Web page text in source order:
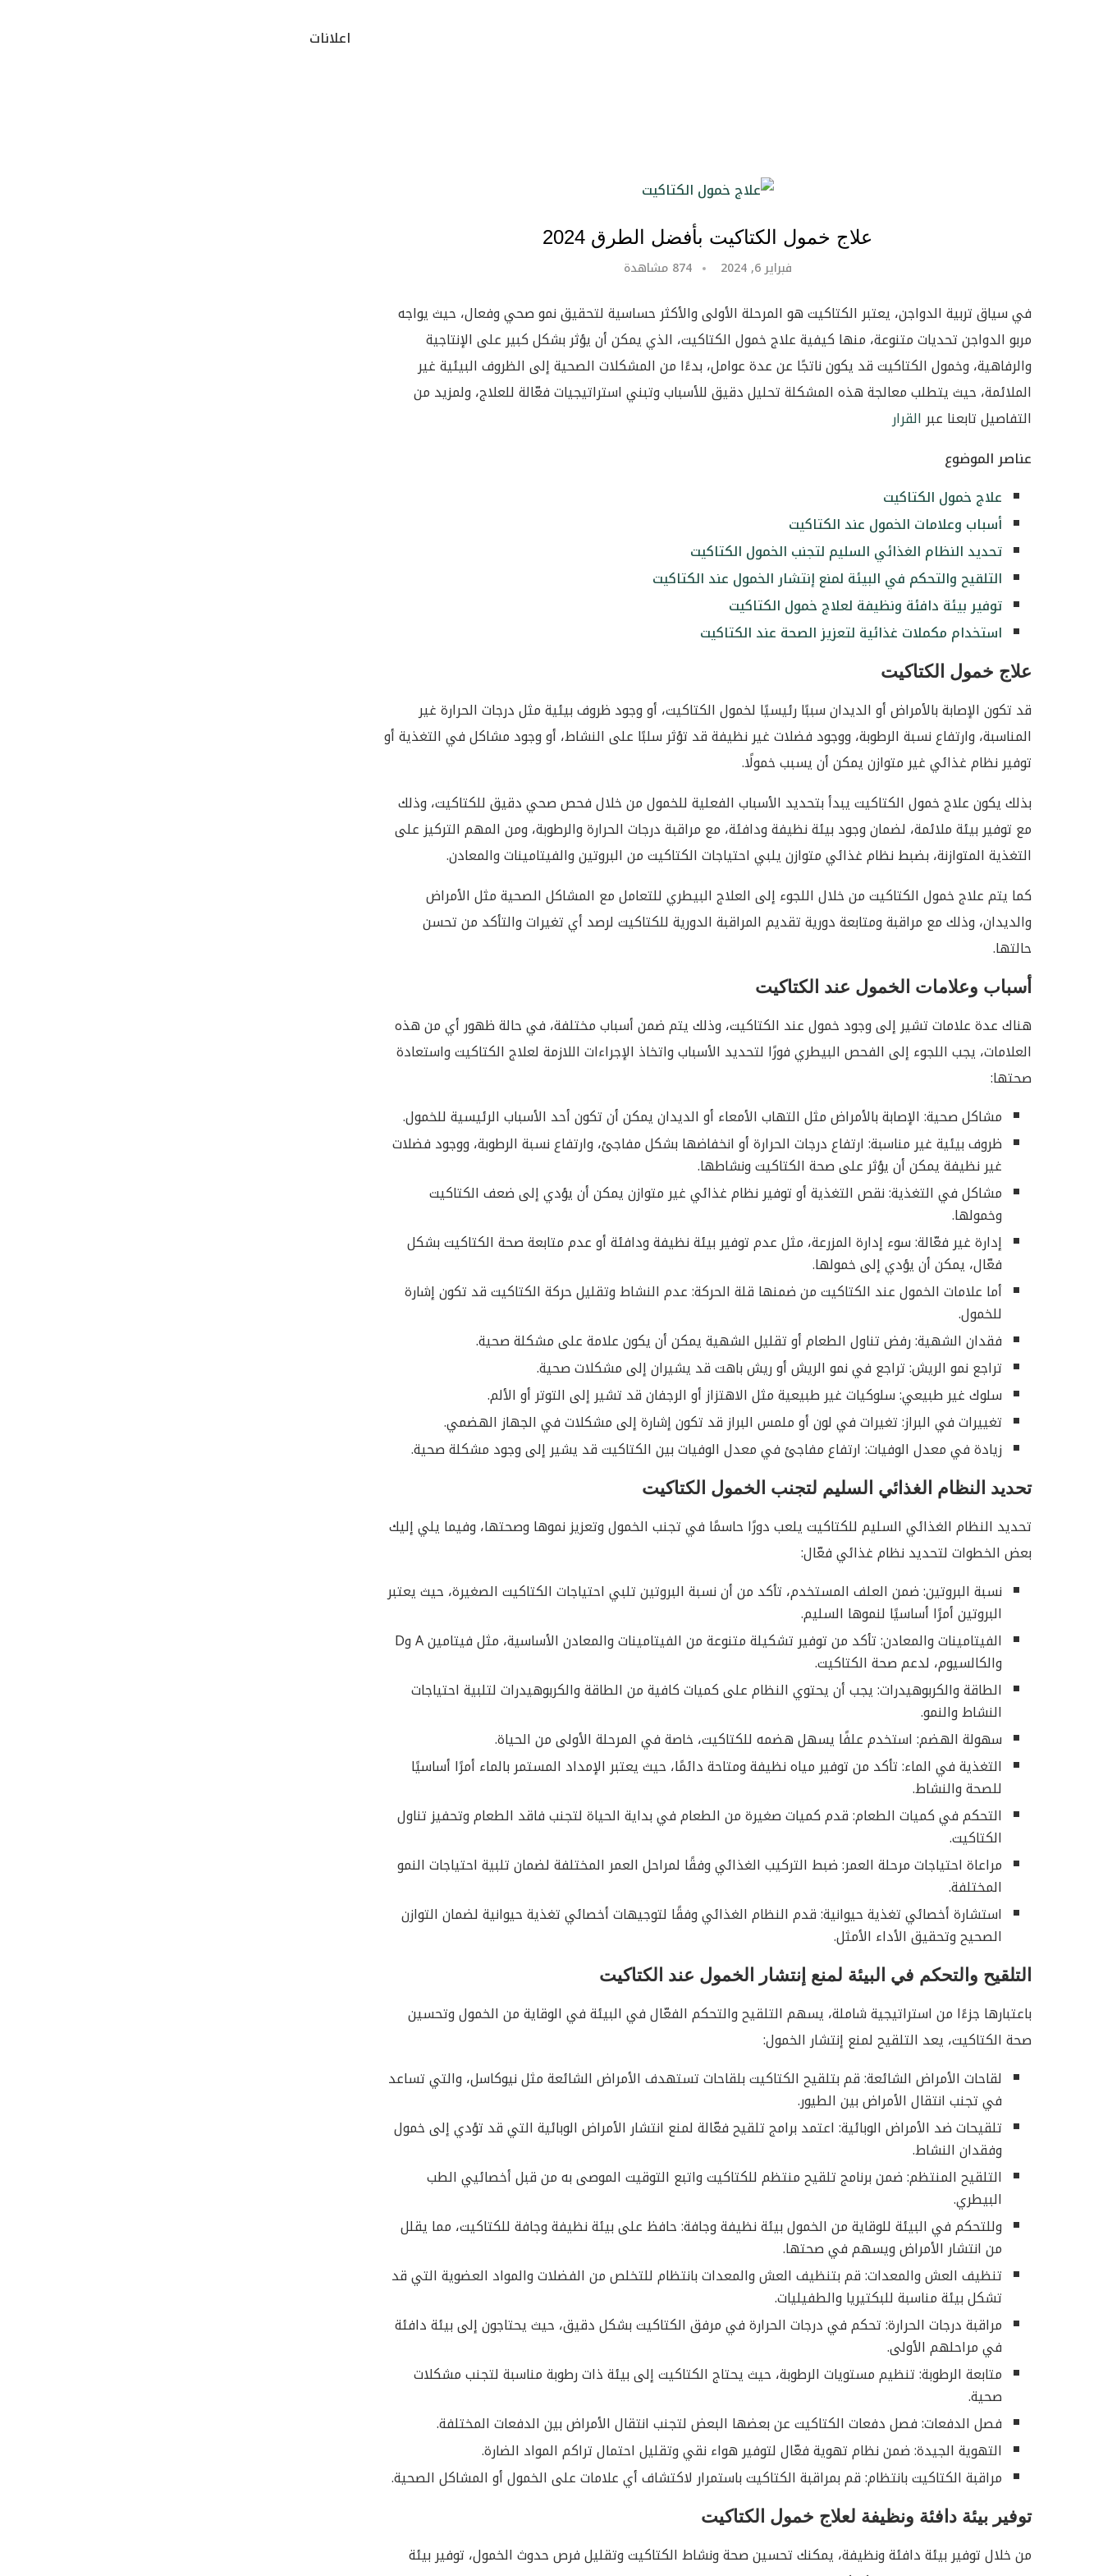
علاج خمول الكتاكيت بأفضل الطرق 2024
فبراير 6, 2024
874 مشاهدة
في سياق تربية الدواجن، يعتبر الكتاكيت هو المرحلة الأولى والأكثر حساسية لتحقيق نمو صحي وفعال، حيث يواجه
مربو الدواجن تحديات متنوعة، منها كيفية علاج خمول الكتاكيت، الذي يمكن أن يؤثر بشكل كبير على الإنتاجية
والرفاهية، وخمول الكتاكيت قد يكون ناتجًا عن عدة عوامل، بدءًا من المشكلات الصحية إلى الظروف البيئية غير
الملائمة، حيث يتطلب معالجة هذه المشكلة تحليل دقيق للأسباب وتبني استراتيجيات فعّالة للعلاج، ولمزيد من
التفاصيل تابعنا عبرالقرار
عناصر الموضوع
علاج خمول الكتاكيت
أسباب وعلامات الخمول عند الكتاكيت
تحديد النظام الغذائي السليم لتجنب الخمول الكتاكيت
التلقيح والتحكم في البيئة لمنع إنتشار الخمول عند الكتاكيت
توفير بيئة دافئة ونظيفة لعلاج خمول الكتاكيت
استخدام مكملات غذائية لتعزيز الصحة عند الكتاكيت
علاج خمول الكتاكيت
قد تكون الإصابة بالأمراض أو الديدان سببًا رئيسيًا لخمول الكتاكيت، أو وجود ظروف بيئية مثل درجات الحرارة غير
المناسبة، وارتفاع نسبة الرطوبة، ووجود فضلات غير نظيفة قد تؤثر سلبًا على النشاط، أو وجود مشاكل في التغذية أو
توفير نظام غذائي غير متوازن يمكن أن يسبب خمولًا.
بذلك يكون علاج خمول الكتاكيت يبدأ بتحديد الأسباب الفعلية للخمول من خلال فحص صحي دقيق للكتاكيت، وذلك
مع توفير بيئة ملائمة، لضمان وجود بيئة نظيفة ودافئة، مع مراقبة درجات الحرارة والرطوبة، ومن المهم التركيز على
التغذية المتوازنة، بضبط نظام غذائي متوازن يلبي احتياجات الكتاكيت من البروتين والفيتامينات والمعادن.
كما يتم علاج خمول الكتاكيت من خلال اللجوء إلى العلاج البيطري للتعامل مع المشاكل الصحية مثل الأمراض
والديدان، وذلك مع مراقبة ومتابعة دورية تقديم المراقبة الدورية للكتاكيت لرصد أي تغيرات والتأكد من تحسن
حالتها.
أسباب وعلامات الخمول عند الكتاكيت
هناك عدة علامات تشير إلى وجود خمول عند الكتاكيت، وذلك يتم ضمن أسباب مختلفة، في حالة ظهور أي من هذه
العلامات، يجب اللجوء إلى الفحص البيطري فورًا لتحديد الأسباب واتخاذ الإجراءات اللازمة لعلاج الكتاكيت واستعادة
صحتها:
مشاكل صحية: الإصابة بالأمراض مثل التهاب الأمعاء أو الديدان يمكن أن تكون أحد الأسباب الرئيسية للخمول.
ظروف بيئية غير مناسبة: ارتفاع درجات الحرارة أو انخفاضها بشكل مفاجئ، وارتفاع نسبة الرطوبة، ووجود فضلات
غير نظيفة يمكن أن يؤثر على صحة الكتاكيت ونشاطها.
مشاكل في التغذية: نقص التغذية أو توفير نظام غذائي غير متوازن يمكن أن يؤدي إلى ضعف الكتاكيت
وخمولها.
إدارة غير فعّالة: سوء إدارة المزرعة، مثل عدم توفير بيئة نظيفة ودافئة أو عدم متابعة صحة الكتاكيت بشكل
فعّال، يمكن أن يؤدي إلى خمولها.
أما علامات الخمول عند الكتاكيت من ضمنها قلة الحركة: عدم النشاط وتقليل حركة الكتاكيت قد تكون إشارة
للخمول.
فقدان الشهية: رفض تناول الطعام أو تقليل الشهية يمكن أن يكون علامة على مشكلة صحية.
تراجع نمو الريش: تراجع في نمو الريش أو ريش باهت قد يشيران إلى مشكلات صحية.
سلوك غير طبيعي: سلوكيات غير طبيعية مثل الاهتزاز أو الرجفان قد تشير إلى التوتر أو الألم.
تغييرات في البراز: تغيرات في لون أو ملمس البراز قد تكون إشارة إلى مشكلات في الجهاز الهضمي.
زيادة في معدل الوفيات: ارتفاع مفاجئ في معدل الوفيات بين الكتاكيت قد يشير إلى وجود مشكلة صحية.
تحديد النظام الغذائي السليم لتجنب الخمول الكتاكيت
تحديد النظام الغذائي السليم للكتاكيت يلعب دورًا حاسمًا في تجنب الخمول وتعزيز نموها وصحتها، وفيما يلي إليك
بعض الخطوات لتحديد نظام غذائي فعّال:
نسبة البروتين: ضمن العلف المستخدم، تأكد من أن نسبة البروتين تلبي احتياجات الكتاكيت الصغيرة، حيث يعتبر
البروتين أمرًا أساسيًا لنموها السليم.
الفيتامينات والمعادن: تأكد من توفير تشكيلة متنوعة من الفيتامينات والمعادن الأساسية، مثل فيتامين A وD
والكالسيوم، لدعم صحة الكتاكيت.
الطاقة والكربوهيدرات: يجب أن يحتوي النظام على كميات كافية من الطاقة والكربوهيدرات لتلبية احتياجات
النشاط والنمو.
سهولة الهضم: استخدم علفًا يسهل هضمه للكتاكيت، خاصة في المرحلة الأولى من الحياة.
التغذية في الماء: تأكد من توفير مياه نظيفة ومتاحة دائمًا، حيث يعتبر الإمداد المستمر بالماء أمرًا أساسيًا
للصحة والنشاط.
التحكم في كميات الطعام: قدم كميات صغيرة من الطعام في بداية الحياة لتجنب فاقد الطعام وتحفيز تناول
الكتاكيت.
مراعاة احتياجات مرحلة العمر: ضبط التركيب الغذائي وفقًا لمراحل العمر المختلفة لضمان تلبية احتياجات النمو
المختلفة.
استشارة أخصائي تغذية حيوانية: قدم النظام الغذائي وفقًا لتوجيهات أخصائي تغذية حيوانية لضمان التوازن
الصحيح وتحقيق الأداء الأمثل.
التلقيح والتحكم في البيئة لمنع إنتشار الخمول عند الكتاكيت
باعتبارها جزءًا من استراتيجية شاملة، يسهم التلقيح والتحكم الفعّال في البيئة في الوقاية من الخمول وتحسين
صحة الكتاكيت، يعد التلقيح لمنع إنتشار الخمول:
لقاحات الأمراض الشائعة: قم بتلقيح الكتاكيت بلقاحات تستهدف الأمراض الشائعة مثل نيوكاسل، والتي تساعد
في تجنب انتقال الأمراض بين الطيور.
تلقيحات ضد الأمراض الوبائية: اعتمد برامج تلقيح فعّالة لمنع انتشار الأمراض الوبائية التي قد تؤدي إلى خمول
وفقدان النشاط.
التلقيح المنتظم: ضمن برنامج تلقيح منتظم للكتاكيت واتبع التوقيت الموصى به من قبل أخصائيي الطب
البيطري.
وللتحكم في البيئة للوقاية من الخمول بيئة نظيفة وجافة: حافظ على بيئة نظيفة وجافة للكتاكيت، مما يقلل
من انتشار الأمراض ويسهم في صحتها.
تنظيف العش والمعدات: قم بتنظيف العش والمعدات بانتظام للتخلص من الفضلات والمواد العضوية التي قد
تشكل بيئة مناسبة للبكتيريا والطفيليات.
مراقبة درجات الحرارة: تحكم في درجات الحرارة في مرفق الكتاكيت بشكل دقيق، حيث يحتاجون إلى بيئة دافئة
في مراحلهم الأولى.
متابعة الرطوبة: تنظيم مستويات الرطوبة، حيث يحتاج الكتاكيت إلى بيئة ذات رطوبة مناسبة لتجنب مشكلات
صحية.
فصل الدفعات: فصل دفعات الكتاكيت عن بعضها البعض لتجنب انتقال الأمراض بين الدفعات المختلفة.
التهوية الجيدة: ضمن نظام تهوية فعّال لتوفير هواء نقي وتقليل احتمال تراكم المواد الضارة.
مراقبة الكتاكيت بانتظام: قم بمراقبة الكتاكيت باستمرار لاكتشاف أي علامات على الخمول أو المشاكل الصحية.
توفير بيئة دافئة ونظيفة لعلاج خمول الكتاكيت
من خلال توفير بيئة دافئة ونظيفة، يمكنك تحسين صحة ونشاط الكتاكيت وتقليل فرص حدوث الخمول، توفير بيئة
اعلانات